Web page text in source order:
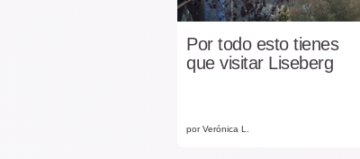
Por todo esto tienes
que visitar Liseberg
por Verónica L.